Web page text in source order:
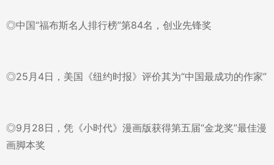
◎中国“福布斯名人排行榜”第84名，创业先锋奖
◎25月4日，美国《纽约时报》评价其为“中国最成功的作家”
◎9月28日，凭《小时代》漫画版获得第五届“金龙奖”最佳漫
画脚本奖